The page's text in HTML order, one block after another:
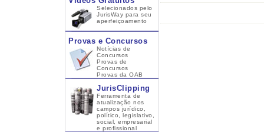
Selecionados pelo
JurisWay para seu
aperfeiçoamento
Provas e Concursos
Notícias de
Concursos
Provas de
Concursos
Provas da OAB
JurisClipping
Ferramenta de
atualização nos
campos jurídico,
político, legislativo,
social, empresarial
e profissional